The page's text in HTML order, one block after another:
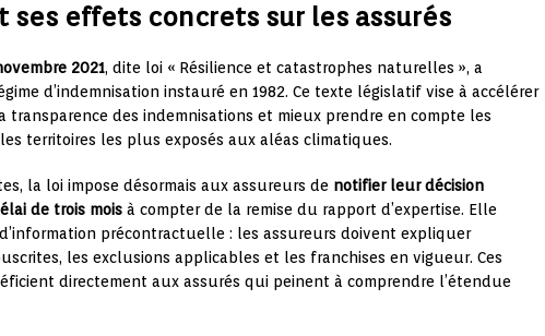
ses effets concrets sur les assurés
2021, dite loi « Résilience et catastrophes naturelles », a
d’indemnisation instauré en 1982. Ce texte législatif vise à accélérer
transparence des indemnisations et mieux prendre en compte les
territoires les plus exposés aux aléas climatiques.
la loi impose désormais aux assureurs de notifier leur décision
de trois mois à compter de la remise du rapport d’expertise. Elle
précontractuelle : les assureurs doivent expliquer
les exclusions applicables et les franchises en vigueur. Ces
directement aux assurés qui peinent à comprendre l’étendue